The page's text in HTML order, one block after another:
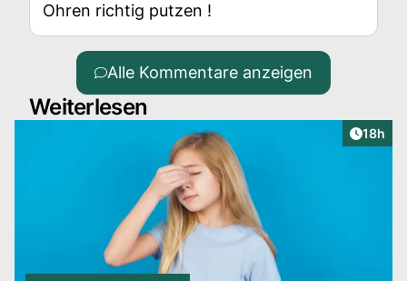
Ohren richtig putzen !
Alle Kommentare anzeigen
Weiterlesen
Artikel
18h